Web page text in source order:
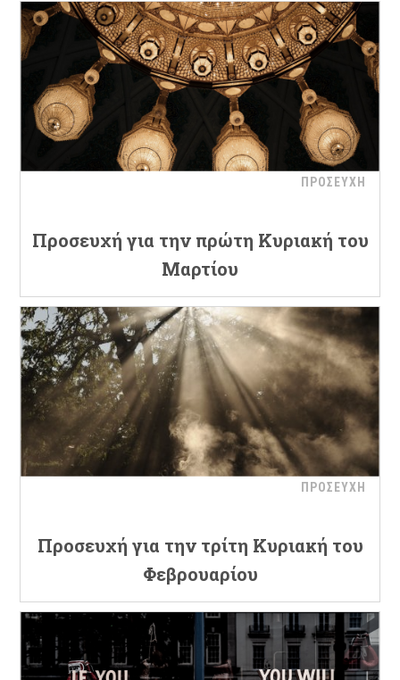
ΠΡΟΣΕΥΧΗ
Προσευχή για την πρώτη Κυριακή του
Μαρτίου
ΠΡΟΣΕΥΧΗ
Προσευχή για την τρίτη Κυριακή του
Φεβρουαρίου